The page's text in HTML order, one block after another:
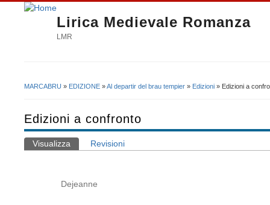
Lirica Medievale Romanza
LMR
MARCABRU » EDIZIONE »Al departir del brau tempier » Edizioni » Edizioni a
Edizioni a confronto
Schede primarie
Visualizza (scheda attiva)
Revisioni
Dejeanne